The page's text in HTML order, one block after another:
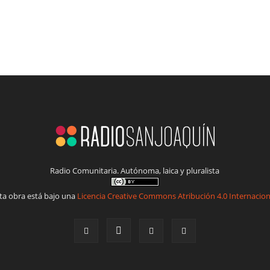
Radio Comunitaria. Autónoma, laica y pluralista
obra está bajo una Licencia Creative Commons Atribución 4.0